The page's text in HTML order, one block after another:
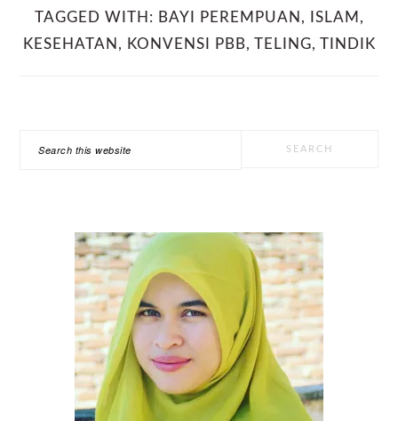
TAGGED WITH: BAYI PEREMPUAN , ISLAM ,
KESEHATAN , KONVENSI PBB, TELING, TINDIK
Search